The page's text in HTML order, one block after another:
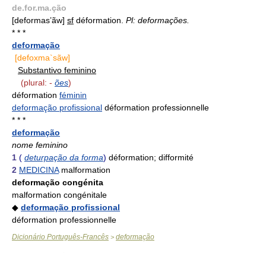
de.for.ma.ção
[deformas’ãw] sf déformation. Pl: deformações.
* * *
deformação
[defoxma`sãw]
Substantivo feminino
(plural: - ões)
déformation féminin
deformação profissional déformation professionnelle
* * *
deformação
nome feminino
1 ( deturpação da forma) déformation; difformité
2 MEDICINAmalformation
deformação congénita
malformation congénitale
◆ deformação profissional
déformation professionnelle
Dicionário Português-Francês > deformação